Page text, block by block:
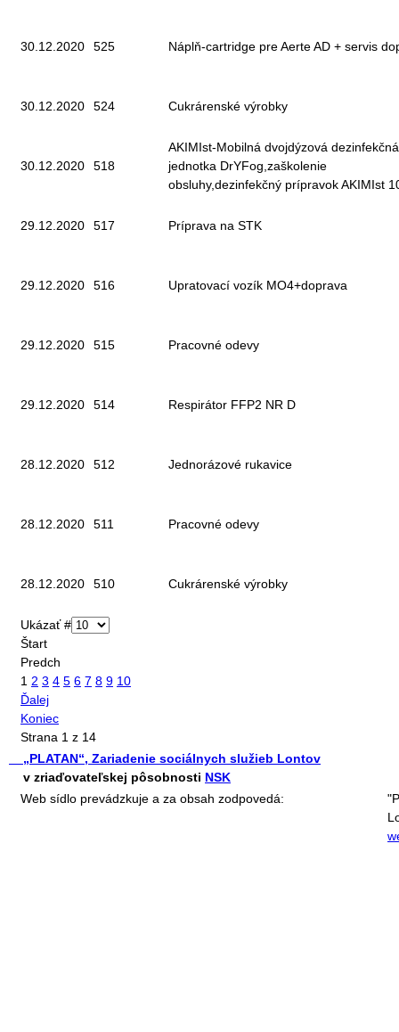
Ukázať #
Štart
Predch
1 2 3 4 5 6 7 8 9 10
Ďalej
Koniec
Strana 1 z 14
30.12.2020 525 Náplň-cartridge pre Aerte AD + servis
30.12.2020 524 Cukrárenské výrobky
30.12.2020 518
AKIMIst-Mobilná dvojdýzová dezinfekčná
jednotka DrYFog,zaškolenie
obsluhy,dezinfekčný prípravok AKIMIst
29.12.2020 517 Príprava na STK
29.12.2020 516 Upratovací vozík MO4+doprava
29.12.2020 515 Pracovné odevy
29.12.2020 514 Respirátor FFP2 NR D
28.12.2020 512 Jednorázové rukavice
28.12.2020 511 Pracovné odevy
28.12.2020 510 Cukrárenské výrobky
„PLATAN“, Zariadenie sociálnych služieb Lontov
v zriaďovateľskej pôsobnosti NSK
Web sídlo prevádzkuje a za obsah zodpovedá: